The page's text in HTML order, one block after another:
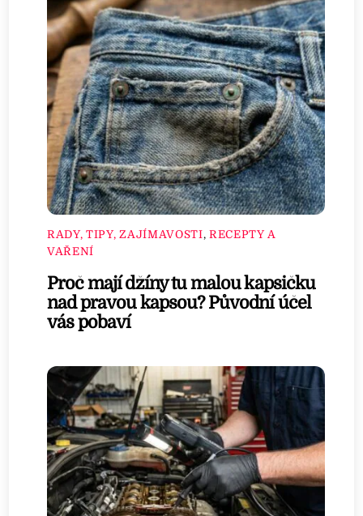
RADY, TIPY, ZAJÍMAVOSTI, RECEPTY A
VAŘENÍ
Proč mají džíny tu malou kapsičku
nad pravou kapsou? Původní účel
vás pobaví